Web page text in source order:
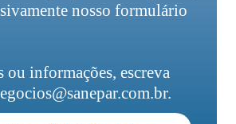
nosso formulário
ou informações, escreva